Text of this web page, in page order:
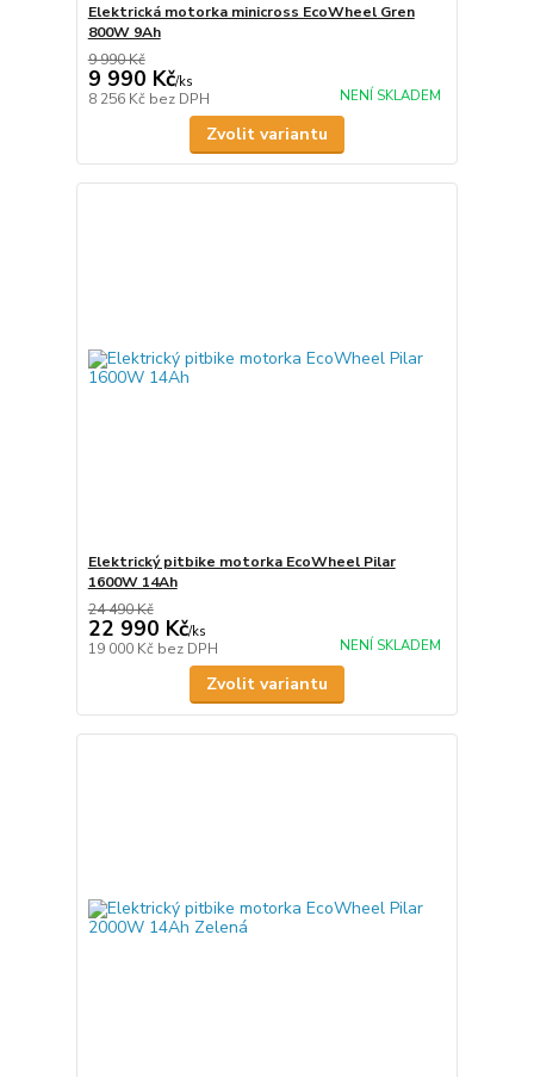
Elektrická motorka minicross EcoWheel Gren
800W 9Ah
9 990 Kč
9 990 Kč/ks
8 256 Kč bez DPH NENÍ SKLADEM
Zvolit variantu
Elektrický pitbike motorka EcoWheel Pilar
1600W 14Ah
24 490 Kč
22 990 Kč/ks
19 000 Kč bez DPH NENÍ SKLADEM
Zvolit variantu